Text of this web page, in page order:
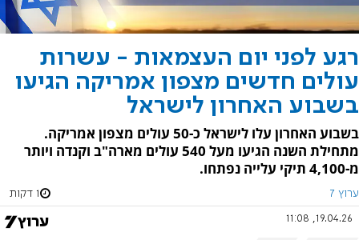
רגע לפני יום העצמאות - עשרות
עולים חדשים מצפון אמריקה הגיעו
בשבוע האחרון לישראל
בשבוע האחרון עלו לישראל כ-50 עולים מצפון אמריקה.
מתחילת השנה הגיעו מעל 540 עולים מארה"ב וקנדה ויותר
מ-4,100 תיקי עלייה נפתחו.
ערוץ 7 1 דקות
19.04.26, 11:08